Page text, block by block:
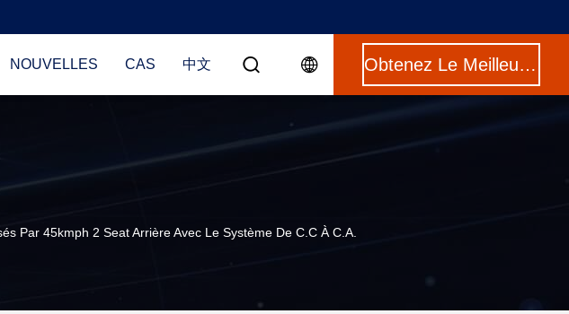
NOUVELLES CAS 中文 Obtenez Le Meilleur Prix
Par 45kmph 2 Seat Arrière Avec Le Système De C.C À C.A.